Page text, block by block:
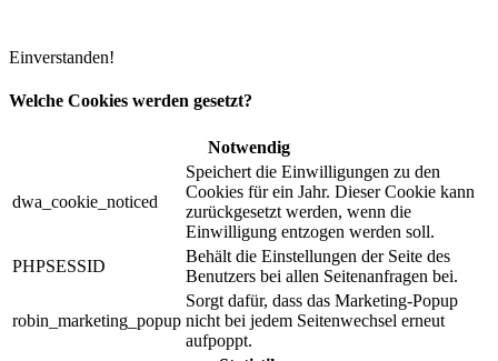
Einverstanden!
Welche Cookies werden gesetzt?
Notwendig
dwa_cookie_noticed
Speichert die Einwilligungen zu den
Cookies für ein Jahr. Dieser Cookie kann
zurückgesetzt werden, wenn die
Einwilligung entzogen werden soll.
PHPSESSID
Behält die Einstellungen der Seite des
Benutzers bei allen Seitenanfragen bei.
robin_marketing_popup
Sorgt dafür, dass das Marketing-Popup
nicht bei jedem Seitenwechsel erneut
aufpoppt.